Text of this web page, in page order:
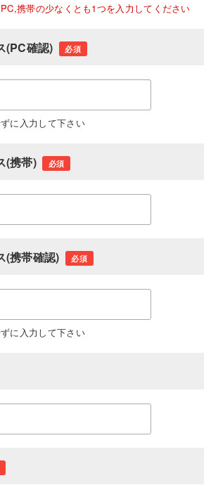
携帯の少なくとも1つを入力してください
(PC確認) 必須
に入力して下さい
(携帯) 必須
(携帯確認) 必須
に入力して下さい